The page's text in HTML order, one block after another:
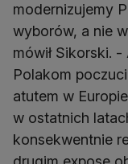
modernizujemy
wyborów, a nie
mówił Sikorski.
Polakom
atutem w
w ostatnich
konsekwentnie